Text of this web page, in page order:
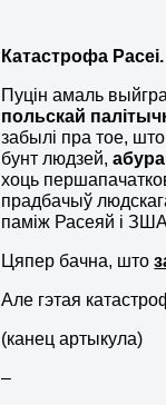
Катастрофа Расеі.
Пуцін амаль
польскай
забылі пра тое,
бунт людзей,
хоць
прадбачыў
паміж Расеяй і
Цяпер бачна, што
Але гэтая
(канец артыкула)
–